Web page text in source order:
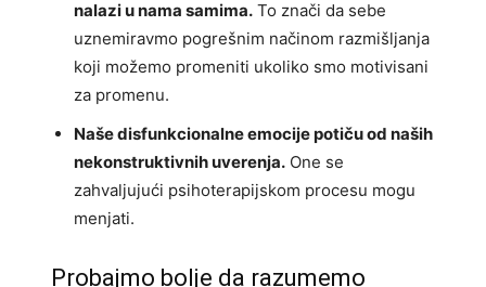
nalazi u nama samima. To znači da sebe
uznemiravmo pogrešnim načinom razmišljanja
koji možemo promeniti ukoliko smo motivisani
za promenu.
Naše disfunkcionalne emocije potiču od naših
nekonstruktivnih uverenja. One se
zahvaljujući psihoterapijskom procesu mogu
menjati.
Probajmo bolje da razumemo